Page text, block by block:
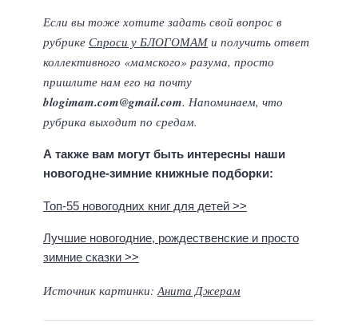
Если вы тоже хотите задать свой вопрос в
рубрике Спроси у БЛОГОМАМ и получить ответ
коллективного «мамского» разума, просто
пришлите нам его на почту
blogimam.com@gmail.com. Напоминаем, что
рубрика выходит по средам.
А также вам могут быть интересны наши
новогодне-зимние книжные подборки:
Топ-55 новогодних книг для детей >>
Лучшие новогодние, рождественские и просто
зимние сказки >>
Источник картинки: Анита Джерам